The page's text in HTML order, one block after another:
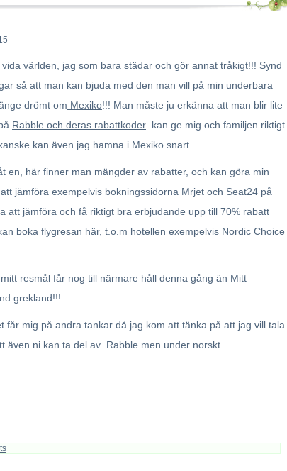
världen, jag som bara städar och gör annat tråkigt!!! Synd
så att man kan bjuda med den man vill på min underbara
drömt om Mexiko!!! Man måste ju erkänna att man blir lite
Rabble och deras rabattkoder kan ge mig och familjen riktigt
kan även jag hamna i Mexiko snart…..
en, här finner man mängder av rabatter, och kan göra min
jämföra exempelvis bokningssidorna Mrjet och Seat24 på
att jämföra och få riktigt bra erbjudande upp till 70% rabatt
boka flygresan här, t.o.m hotellen exempelvis Nordic Choice
resmål får nog till närmare håll denna gång än Mitt
grekland!!!
mig på andra tankar då jag kom att tänka på att jag vill tala
även ni kan ta del av Rabble men under norskt